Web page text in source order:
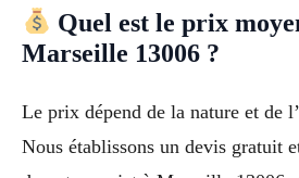
Quel est le prix
Marseille 13006 ?
Le prix dépend de la nature et de
Nous établissons un devis gratuit